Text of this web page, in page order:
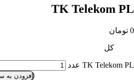
TK Telekom PL
0 تومان
کل
TK Telekom PL عدد
افزودن به